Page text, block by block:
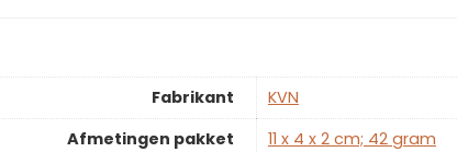
Fabrikant
‎KVN
Afmetingen pakket
‎11 x 4 x 2 cm; 42 gram